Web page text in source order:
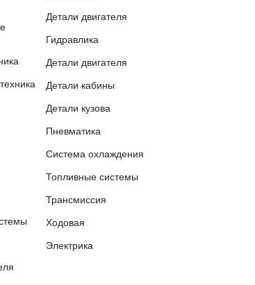
Детали двигателя
Гидравлика
Детали двигателя
Детали кабины
Детали кузова
Пневматика
Система охлаждения
Топливные системы
Трансмиссия
Ходовая
Электрика